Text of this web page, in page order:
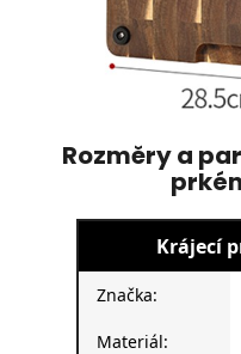
Rozměry a
Krájecí
Značka:
Materiál: